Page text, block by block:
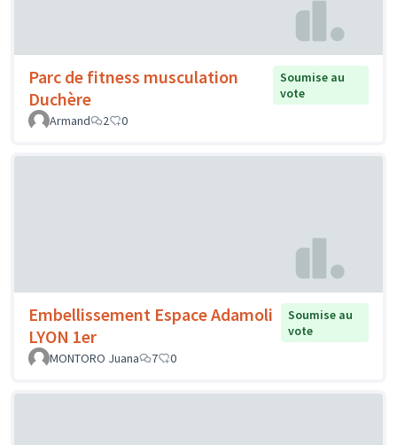
Parc de fitness musculation
Duchère
Soumise au
vote
Armand
2 0
Embellissement Espace Adamoli
LYON 1er
Soumise au
vote
MONTORO Juana
7 0